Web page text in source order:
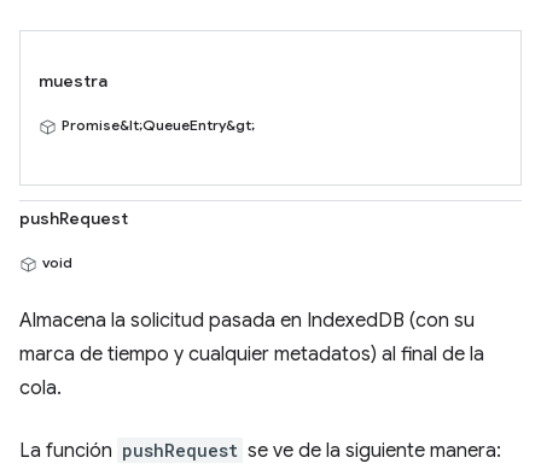
muestra
Promise&lt;QueueEntry&gt;
pushRequest
void
Almacena la solicitud pasada en IndexedDB (con su
marca de tiempo y cualquier metadatos) al final de la
cola.
La función pushRequest se ve de la siguiente manera: